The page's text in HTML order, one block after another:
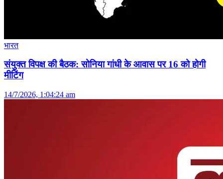
भारत
संयुक्त विपक्ष की बैठक: सोनिया गांधी के आवास पर 16 को होगी
मीटिंग
14/7/2026, 1:04:24 am